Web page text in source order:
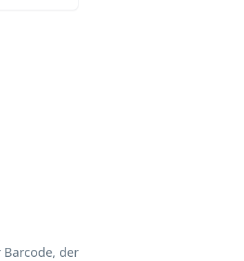
Barcode, der